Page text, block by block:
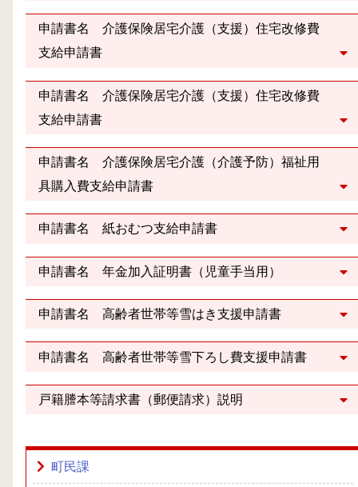
申請書名 介護保険居宅介護（支援）住宅改修費
支給申請書
申請書名 介護保険居宅介護（支援）住宅改修費
支給申請書
申請書名 介護保険居宅介護（介護予防）福祉用
具購入費支給申請書
申請書名 紙おむつ支給申請書
申請書名 年金加入証明書（児童手当用）
申請書名 高齢者世帯等雪はき支援申請書
申請書名 高齢者世帯等雪下ろし費支援申請書
戸籍謄本等請求書（郵便請求）説明
町民課